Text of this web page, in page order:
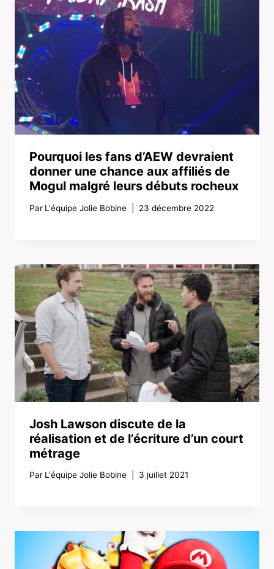
Pourquoi les fans d’AEW devraient
donner une chance aux affiliés de
Mogul malgré leurs débuts rocheux
Par L'équipe Jolie Bobine 23 décembre 2022
Josh Lawson discute de la
réalisation et de l’écriture d’un court
métrage
Par L'équipe Jolie Bobine 3 juillet 2021